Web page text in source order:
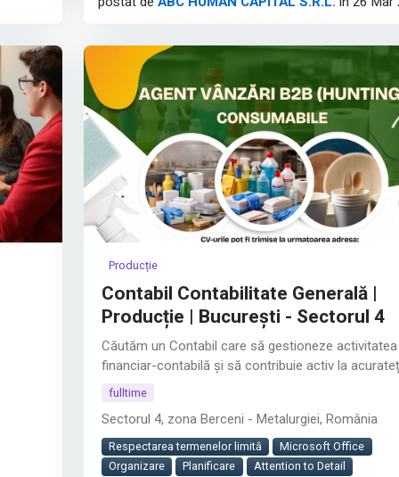
Cunoștințe IT: operare PC (MS Office);
Cunoașterea limbii engleze la nivel mediu–avansat.
Responsabilitățile jobului:
Afișează tot
Producție
Contabil Contabilitate Generală |
Producție | București - Sectorul 4
Căutăm un Contabil care să gestioneze activitatea
financiar-contabilă și să contribuie activ la
și buna funcționare a proceselor interne.
Rolul jobului:
Vei asigura evidența contabilă corectă și completă
fulltime
Sectorul 4, zona Berceni - Metalurgiei, România
Respectarea termenelor limită
Microsoft Office
Organizare
Planificare
Attention to Detail